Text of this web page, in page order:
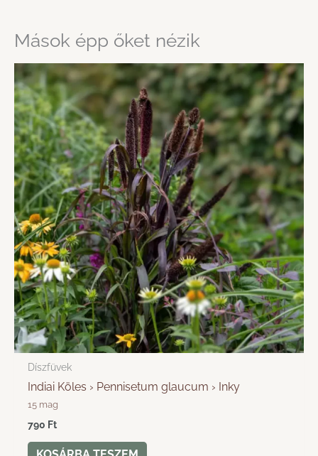
Mások épp őket nézik
Díszfüvek
Indiai Köles › Pennisetum glaucum › Inky
15 mag
790 Ft